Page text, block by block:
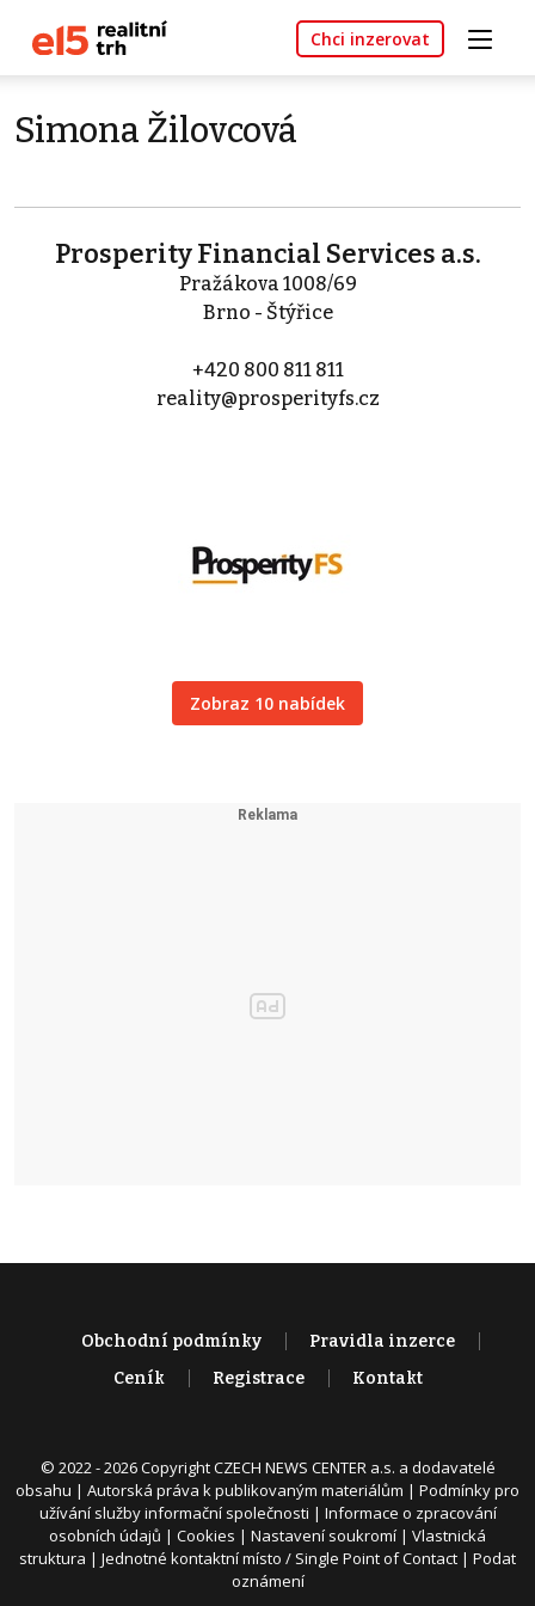
Chci inzerovat
Simona Žilovcová
Prosperity Financial Services a.s.
Pražákova 1008/69
Brno - Štýřice
+420 800 811 811
reality@prosperityfs.cz
Zobraz 10 nabídek
Obchodní podmínky
Pravidla inzerce
Ceník
Registrace Kontakt
© 2022 - 2026 Copyright CZECH NEWS CENTER a.s. a dodavatelé
obsahu | Autorská práva k publikovaným materiálům | Podmínky pro
užívání služby informační společnosti | Informace o zpracování
osobních údajů | Cookies | Nastavení soukromí | Vlastnická
struktura | Jednotné kontaktní místo / Single Point of Contact | Podat
oznámení